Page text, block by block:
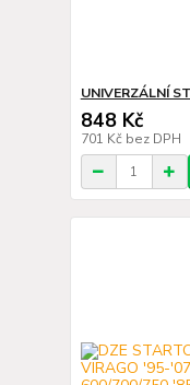
UNIVERZÁLNÍ
848 Kč
701 Kč bez DPH